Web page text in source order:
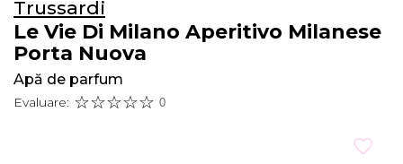
Trussardi
Le Vie Di Milano Aperitivo Milanese
Porta Nuova
Apă de parfum
Evaluare: 0